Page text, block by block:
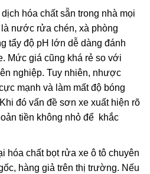
hóa chất sẵn trong nhà mọi
nước rửa chén, xà phòng
tẩy độ pH lớn dễ dàng đánh
Mức giá cũng khá rẻ so với
nghiệp. Tuy nhiên, nhược
mạnh và làm mất độ bóng
đó vấn đề sơn xe xuất hiện rõ
tiền không nhỏ để khắc
hóa chất bọt rửa xe ô tô chuyên
hàng giả trên thị trường. Nếu